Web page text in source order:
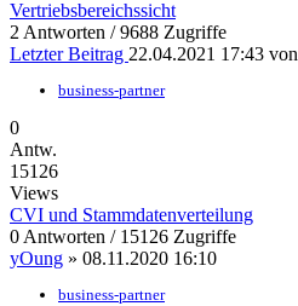
Vertriebsbereichssicht
2 Antworten / 9688 Zugriffe
Letzter Beitrag 22.04.2021 17:43 von
business-partner
0
Antw.
15126
Views
CVI und Stammdatenverteilung
0 Antworten / 15126 Zugriffe
yOung » 08.11.2020 16:10
business-partner